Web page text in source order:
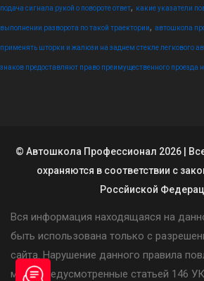
подача сигнала рукой о повороте ответ, какие указатели
выполнении разворота по такой траектории, автошкола
применять шторки и жалюзи на заднем стекле легкового
знаков предоставляют право преимущественного проезда
© Автошкола Профессионал 2026 |
охраняются в соответствии с
Россйиской
Вся информация находящаяся на
быть использована только с
сайта. Нарушение данного правила
меры предусмотренные статьей 146